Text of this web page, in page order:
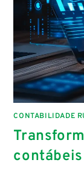
CONTABILIDADE